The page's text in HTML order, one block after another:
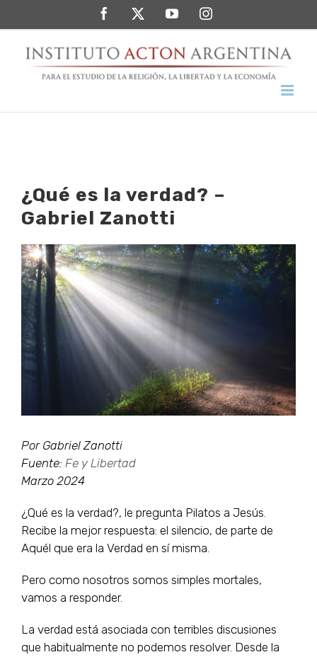
al
contenido
FacebookTwitterYouTubeInstagram
¿Qué es la verdad? –
Gabriel Zanotti
Ver
imagen
más
grande
Por Gabriel Zanotti
Fuente: Fe y Libertad
Marzo 2024
¿Qué es la verdad?, le pregunta Pilatos a Jesús.
Recibe la mejor respuesta: el silencio, de parte de
Aquél que era la Verdad en sí misma.
Pero como nosotros somos simples mortales,
vamos a responder.
La verdad está asociada con terribles discusiones
que habitualmente no podemos resolver. Desde la